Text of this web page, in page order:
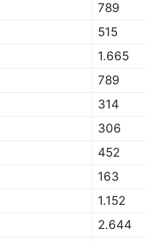
789
515
1.665
789
314
306
452
163
1.152
2.644